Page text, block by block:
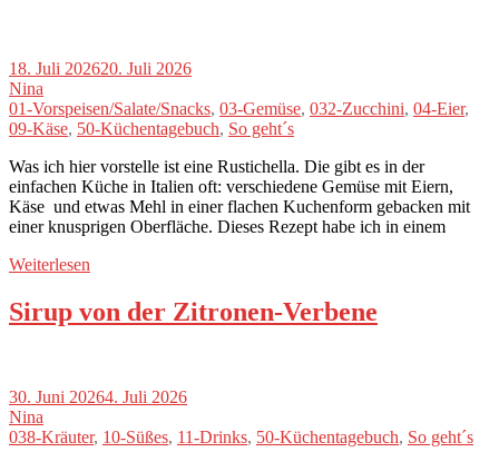
18. Juli 202620. Juli 2026
Nina
01-Vorspeisen/Salate/Snacks, 03-Gemüse, 032-Zucchini, 04-Eier,
09-Käse, 50-Küchentagebuch, So geht´s
Was ich hier vorstelle ist eine Rustichella. Die gibt es in der
einfachen Küche in Italien oft: verschiedene Gemüse mit Eiern,
Käse und etwas Mehl in einer flachen Kuchenform gebacken mit
einer knusprigen Oberfläche. Dieses Rezept habe ich in einem
Weiterlesen
Sirup von der Zitronen-Verbene
30. Juni 20264. Juli 2026
Nina
038-Kräuter, 10-Süßes, 11-Drinks, 50-Küchentagebuch, So geht´s